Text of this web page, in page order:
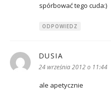
spórbować tego cuda:)
ODPOWIEDZ
DUSIA
24 września 2012 o 11:44
ale apetycznie